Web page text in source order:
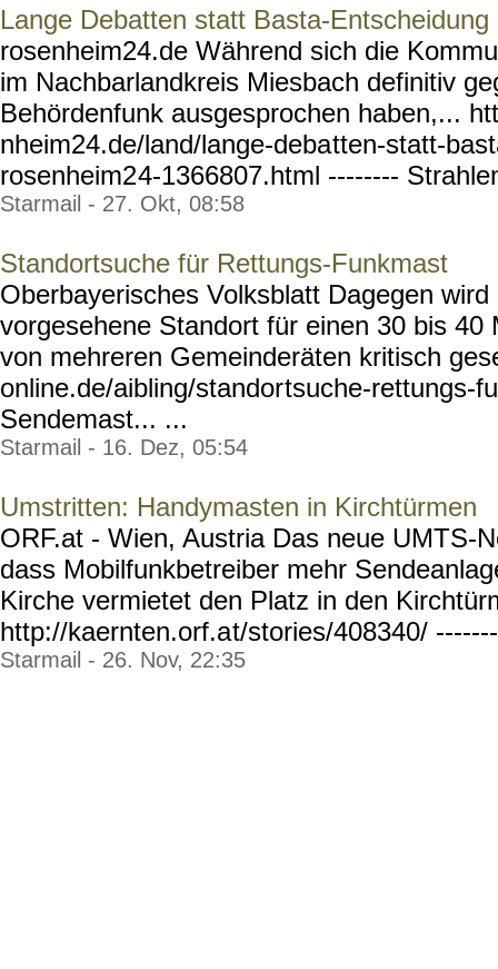
Lange Debatten statt Basta-Entscheidung
rosenheim24.de Während sich die
im Nachbarlandkreis Miesbach definitiv
Behördenfunk ausgesprochen haben,...
nheim24.de/land/lange-debatten-statt-
rosenheim24-1366807.html --------
Starmail - 27. Okt, 08:58
Standortsuche für Rettungs-Funkmast
Oberbayerisches Volksblatt Dagegen
vorgesehene Standort für einen 30 bis 40
von mehreren Gemeinderäten kritisch
online.de/aibling/standortsuche-rettungs-
Sendemast... ...
Starmail - 16. Dez, 05:54
Umstritten: Handymasten in Kirchtürmen
ORF.at - Wien, Austria Das neue UMTS-
dass Mobilfunkbetreiber mehr
Kirche vermietet den Platz in den
http://kaernten.orf.at/stories/408340/ -------
Starmail - 26. Nov, 22:35